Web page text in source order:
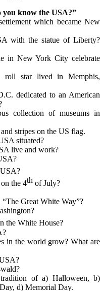
you know the USA?”
which became New
with the statue of Liberty?
in New York City celebrate
star lived in Memphis,
dedicated to an American
collection of museums in
stripes on the US flag.
situated?
live and work?
the 4th of July?
Great White Way”?
the White House?
in the world grow? What are
of a) Halloween, b)
d) Memorial Day.